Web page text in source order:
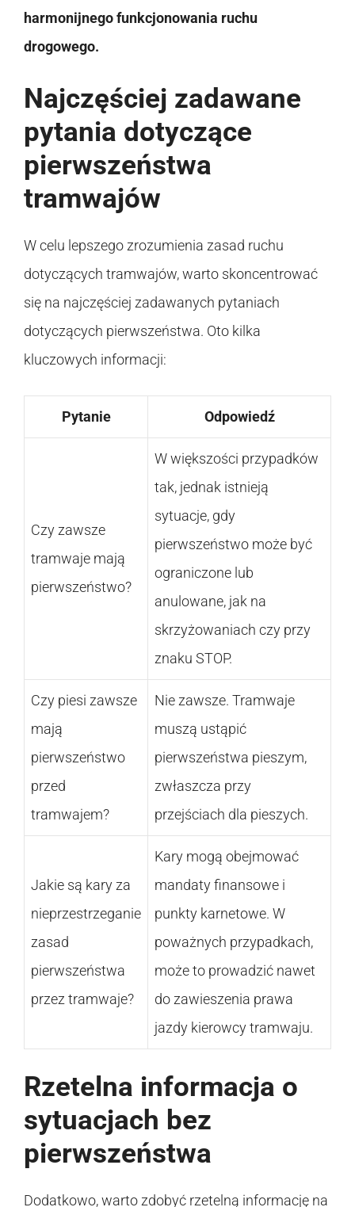
harmonijnego funkcjonowania ruchu
drogowego.
Najczęściej zadawane
pytania dotyczące
pierwszeństwa
tramwajów
W celu lepszego zrozumienia zasad ruchu
dotyczących tramwajów, warto skoncentrować
się na najczęściej zadawanych pytaniach
dotyczących pierwszeństwa. Oto kilka
kluczowych informacji:
Pytanie Odpowiedź
Czy zawsze
tramwaje mają
pierwszeństwo?
W większości przypadków
tak, jednak istnieją
sytuacje, gdy
pierwszeństwo może być
ograniczone lub
anulowane, jak na
skrzyżowaniach czy przy
znaku STOP.
Czy piesi zawsze
mają
pierwszeństwo
przed
tramwajem?
Nie zawsze. Tramwaje
muszą ustąpić
pierwszeństwa pieszym,
zwłaszcza przy
przejściach dla pieszych.
Jakie są kary za
nieprzestrzeganie
zasad
pierwszeństwa
przez tramwaje?
Kary mogą obejmować
mandaty finansowe i
punkty karnetowe. W
poważnych przypadkach,
może to prowadzić nawet
do zawieszenia prawa
jazdy kierowcy tramwaju.
Rzetelna informacja o
sytuacjach bez
pierwszeństwa
Dodatkowo, warto zdobyć rzetelną informację na